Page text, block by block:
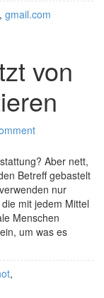
, gmail.com
von
Aber nett,
Betreff gebastelt
nur
mit jedem Mittel
Menschen
um was es
,